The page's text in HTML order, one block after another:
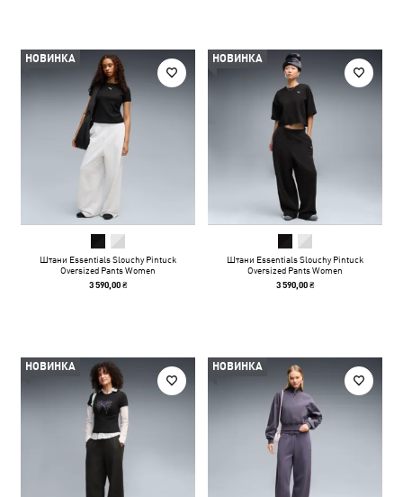
НОВИНКА
Штани Essentials Slouchy Pintuck
Oversized Pants Women
3 590,00 ₴
НОВИНКА
Штани Essentials Slouchy Pintuck
Oversized Pants Women
3 590,00 ₴
НОВИНКА НОВИНКА